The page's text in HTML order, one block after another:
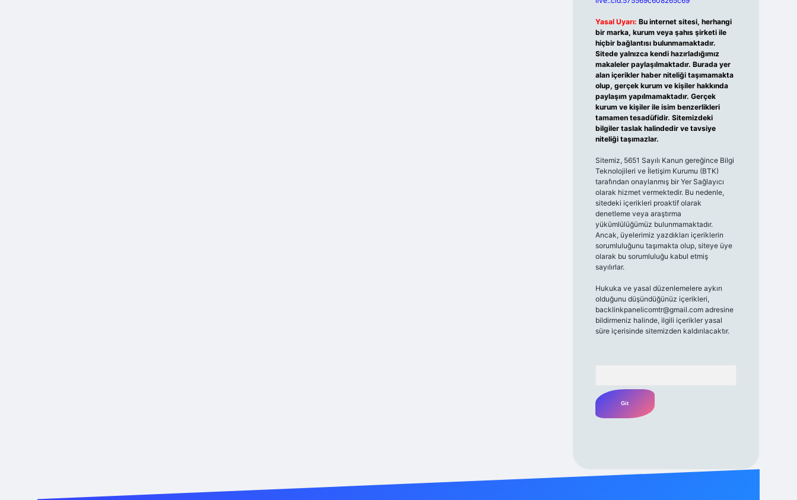
Yasal Uyarı: Bu internet sitesi, herhangi
bir marka, kurum veya şahıs şirketi ile
hiçbir bağlantısı bulunmamaktadır.
Sitede yalnızca kendi hazırladığımız
makaleler paylaşılmaktadır. Burada yer
alan içerikler haber niteliği taşımamakta
olup, gerçek kurum ve kişiler hakkında
paylaşım yapılmamaktadır. Gerçek
kurum ve kişiler ile isim benzerlikleri
tamamen tesadüfidir. Sitemizdeki
bilgiler taslak halindedir ve tavsiye
niteliği taşımazlar.
Sitemiz, 5651 Sayılı Kanun gereğince Bilgi
Teknolojileri ve İletişim Kurumu (BTK)
tarafından onaylanmış bir Yer Sağlayıcı
olarak hizmet vermektedir. Bu nedenle,
sitedeki içerikleri proaktif olarak
denetleme veya araştırma
yükümlülüğümüz bulunmamaktadır.
Ancak, üyelerimiz yazdıkları içeriklerin
sorumluluğunu taşımakta olup, siteye üye
olarak bu sorumluluğu kabul etmiş
sayılırlar.
Hukuka ve yasal düzenlemelere aykırı
olduğunu düşündüğünüz içerikleri,
backlinkpanelicomtr@gmail.comadresine
bildirmeniz halinde, ilgili içerikler yasal
süre içerisinde sitemizden kaldırılacaktır.